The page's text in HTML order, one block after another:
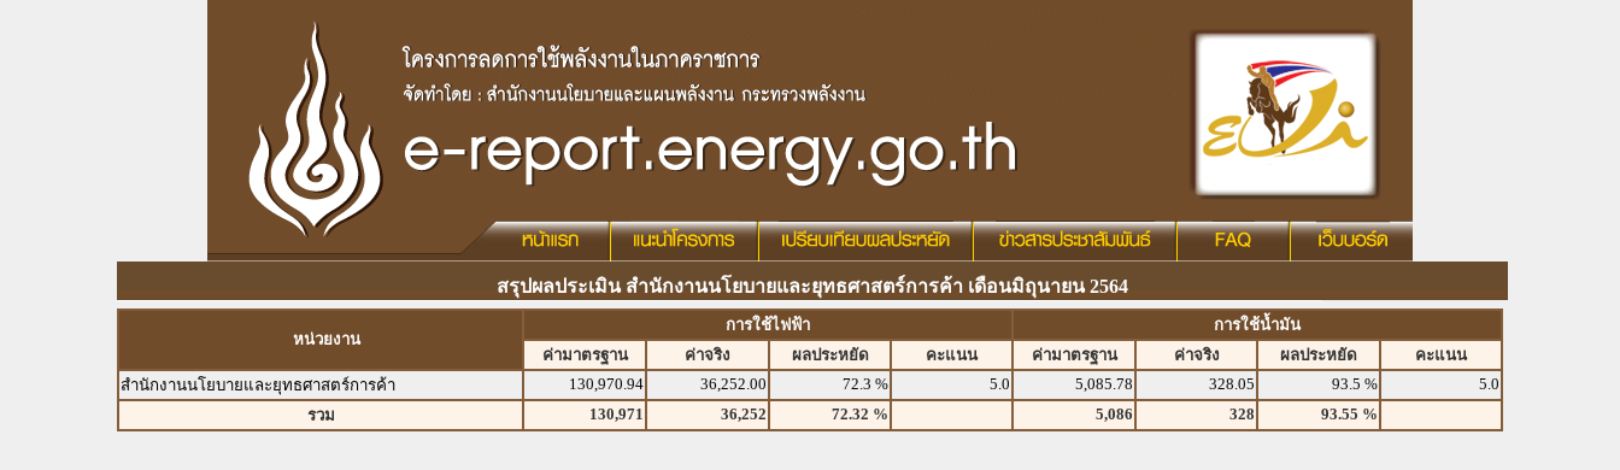
สรุปผลประเมิน สำนักงานนโยบายและยุทธศาสตร์การค้า เดือนมิถุนายน 2564
หน่วยงาน
การใช้ไฟฟ้า
การใช้น้ำมัน
ค่ามาตรฐาน
ค่าจริง ผลประหยัด คะแนน ค่ามาตรฐาน ค่าจริง ผลประหยัด
คะแนน
สำนักงานนโยบายและยุทธศาสตร์การค้า
130,970.94 36,252.00 72.3 % 5.0 5,085.78 328.05 93.5 %
5.0
รวม
130,971 36,252 72.32 % 5,086 328 93.55 %